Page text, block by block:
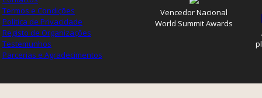
Termos e Condições
Política de Privacidade
Registo de Organizações
Testemunhos
Parcerias e Agradecimentos
Vencedor Nacional
World Summit Awards